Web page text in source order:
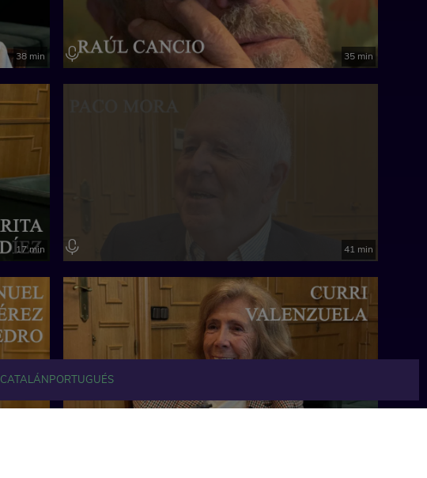
38 min 35 min
17 min 41 min
CATALÁNPORTUGUÉS